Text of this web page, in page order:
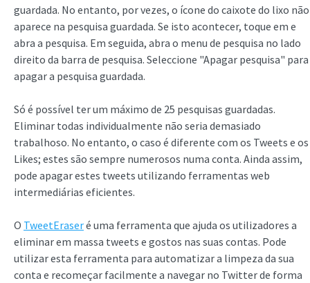
guardada. No entanto, por vezes, o ícone do caixote do lixo não
aparece na pesquisa guardada. Se isto acontecer, toque em e
abra a pesquisa. Em seguida, abra o menu de pesquisa no lado
direito da barra de pesquisa. Seleccione "Apagar pesquisa" para
apagar a pesquisa guardada.
Só é possível ter um máximo de 25 pesquisas guardadas.
Eliminar todas individualmente não seria demasiado
trabalhoso. No entanto, o caso é diferente com os Tweets e os
Likes; estes são sempre numerosos numa conta. Ainda assim,
pode apagar estes tweets utilizando ferramentas web
intermediárias eficientes.
O TweetEraseré uma ferramenta que ajuda os utilizadores a
eliminar em massa tweets e gostos nas suas contas. Pode
utilizar esta ferramenta para automatizar a limpeza da sua
conta e recomeçar facilmente a navegar no Twitter de forma